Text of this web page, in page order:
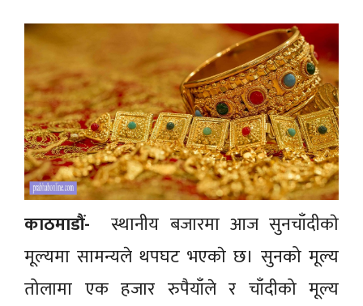
काठमाडौं-
स्थानीय बजारमा आज सुनचाँदीकाे
मूल्यमा सामन्यले थपघट‍ भएकाे छ। सुनको मूल्य
तोलामा एक हजार रुपैयाँले र चाँदीको मूल्य